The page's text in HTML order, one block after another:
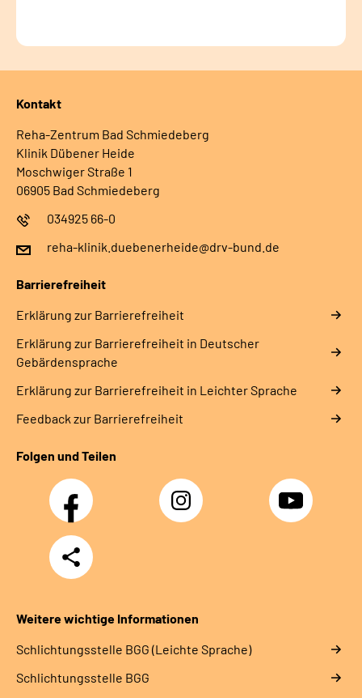
Kontakt
Reha-Zentrum Bad Schmiedeberg
Klinik Dübener Heide
Moschwiger Straße 1
06905 Bad Schmiedeberg
034925 66-0
reha-klinik.duebenerheide@drv-bund.de
Barrierefreiheit
Erklärung zur Barrierefreiheit
Erklärung zur Barrierefreiheit in Deutscher
Gebärdensprache
Erklärung zur Barrierefreiheit in Leichter Sprache
Feedback zur Barrierefreiheit
Folgen und Teilen
Facebook Instagram YouTube
Teilen
Weitere wichtige Informationen
Schlich­tungs­stel­le BGG (Leichte Sprache)
Schlich­tungs­stel­le BGG